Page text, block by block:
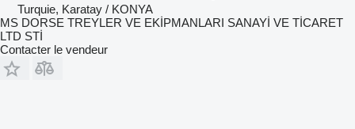
Turquie, Karatay / KONYA
MS DORSE TREYLER VE EKİPMANLARI SANAYİ VE TİCARET
LTD STİ
Contacter le vendeur